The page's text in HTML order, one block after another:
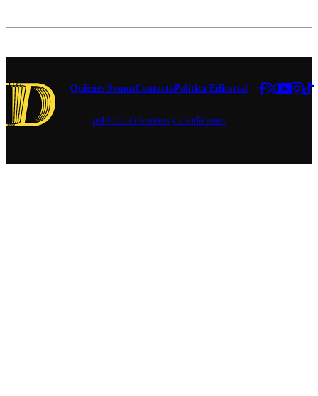
reconstructivo
duda.
la batalla
Quiénes SomosContactoPolítica Editorial
publicidadtérminos y condiciones